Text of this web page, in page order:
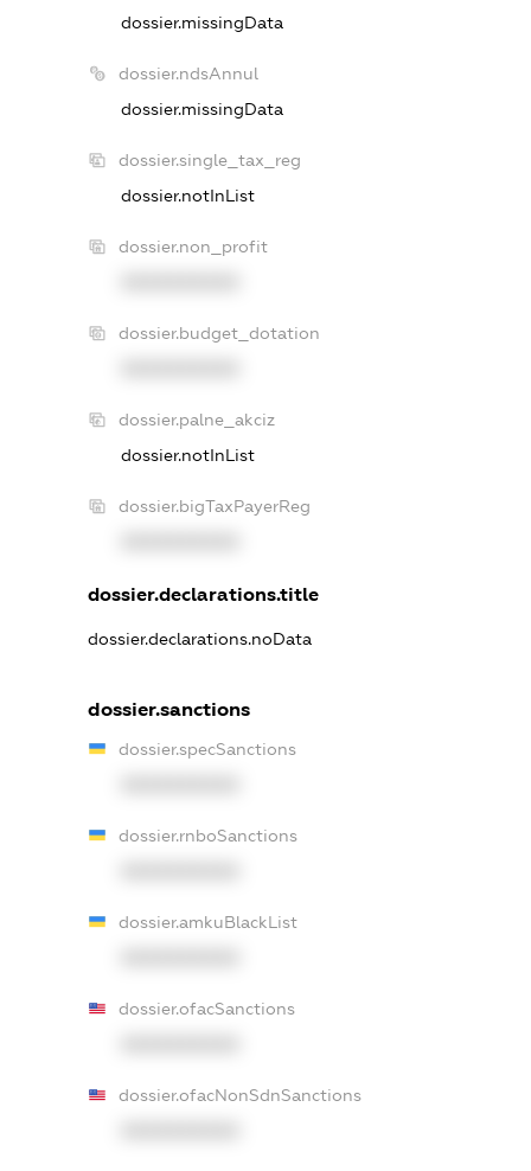
dossier.missingData
dossier.ndsAnnul
dossier.missingData
dossier.single_tax_reg
dossier.notInList
dossier.non_profit
dossier.budget_dotation
dossier.palne_akciz
dossier.notInList
dossier.bigTaxPayerReg
dossier.declarations.title
dossier.declarations.noData
dossier.sanctions
dossier.specSanctions
dossier.rnboSanctions
dossier.amkuBlackList
dossier.ofacSanctions
dossier.ofacNonSdnSanctions